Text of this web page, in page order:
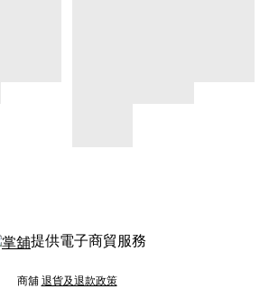
提供電子商貿服務
商舖 退貨及退款政策